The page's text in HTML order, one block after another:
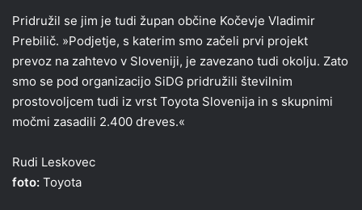
Pridružil se jim je tudi župan občine Kočevje Vladimir
Prebilič. »Podjetje, s katerim smo začeli prvi projekt
prevoz na zahtevo v Sloveniji, je zavezano tudi okolju. Zato
smo se pod organizacijo SiDG pridružili številnim
prostovoljcem tudi iz vrst Toyota Slovenija in s skupnimi
močmi zasadili 2.400 dreves.«
Rudi Leskovec
foto: Toyota